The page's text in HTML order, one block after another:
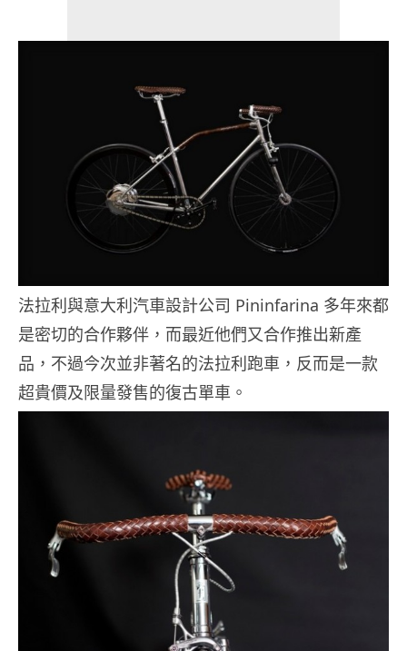
法拉利與意大利汽車設計公司 Pininfarina 多年來都
是密切的合作夥伴，而最近他們又合作推出新產
品，不過今次並非著名的法拉利跑車，反而是一款
超貴價及限量發售的復古單車。